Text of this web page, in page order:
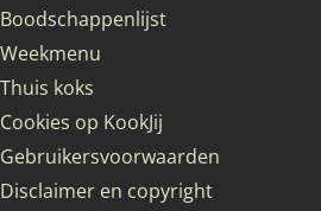
Boodschappenlijst
Weekmenu
Thuis koks
Cookies op KookJij
Gebruikersvoorwaarden
Disclaimer en copyright